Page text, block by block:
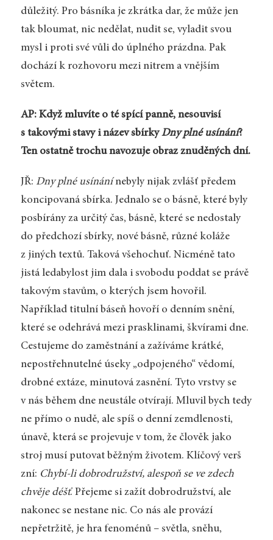
důležitý. Pro básníka je zkrátka dar, že může jen
tak bloumat, nic nedělat, nudit se, vyladit svou
mysl i proti své vůli do úplného prázdna. Pak
dochází k rozhovoru mezi nitrem a vnějším
světem.
AP: Když mluvíte o té spící panně, nesouvisí
s takovými stavy i název sbírkyDny plné usínání?
Ten ostatně trochu navozuje obraz znuděných dní.
JŘ: Dny plné usínánínebyly nijak zvlášť předem
koncipovaná sbírka. Jednalo se o básně, které byly
posbírány za určitý čas, básně, které se nedostaly
do předchozí sbírky, nové básně, různé koláže
z jiných textů. Taková všehochuť. Nicméně tato
jistá ledabylost jim dala i svobodu poddat se právě
takovým stavům, o kterých jsem hovořil.
Například titulní báseň hovoří o denním snění,
které se odehrává mezi prasklinami, škvírami dne.
Cestujeme do zaměstnání a zažíváme krátké,
nepostřehnutelné úseky „odpojeného“ vědomí,
drobné extáze, minutová zasnění. Tyto vrstvy se
v nás během dne neustále otvírají. Mluvil bych tedy
ne přímo o nudě, ale spíš o denní zemdlenosti,
únavě, která se projevuje v tom, že člověk jako
stroj musí putovat běžným životem. Klíčový verš
zní: Chybí-li dobrodružství, alespoň se ve zdech
chvěje déšť. Přejeme si zažít dobrodružství, ale
nakonec se nestane nic. Co nás ale provází
nepřetržitě, je hra fenoménů – světla, sněhu,